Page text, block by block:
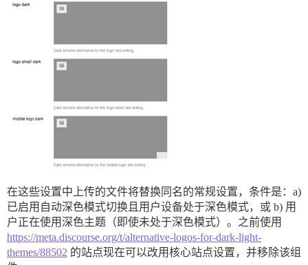
在这些设置中上传的文件将替换同名的常规设置，条件是：a)
已启用自动深色模式切换且用户设备处于深色模式，或 b) 用
户正在使用深色主题（即使未处于深色模式）。之前使用
https://meta.discourse.org/t/alternative-logos-for-dark-light-
themes/88502 的站点现在可以改用核心站点设置，并移除该组